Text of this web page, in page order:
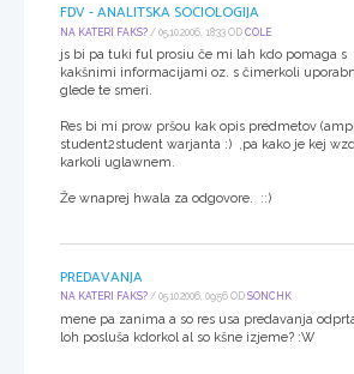
FDV - ANALITSKA SOCIOLOGIJA
NA KATERI FAKS? / 05.10.2006, 18:33 OD COLE
js bi pa tuki ful prosiu če mi lah kdo pomaga s
kakšnimi informacijami oz. s čimerkoli
glede te smeri.
Res bi mi prow pršou kak opis predmetov
student2student warjanta :) ,pa kako je kej
karkoli uglawnem.
Že wnaprej hwala za odgovore. ::)
PREDAVANJA
NA KATERI FAKS? / 05.10.2006, 09:56 OD SONCHK
mene pa zanima a so res usa predavanja
loh posluša kdorkol al so kšne izjeme? :W